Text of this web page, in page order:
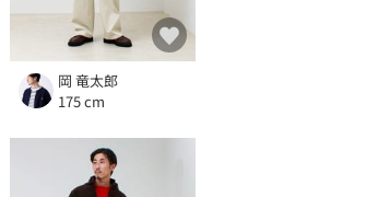
岡 竜太郎
175 cm